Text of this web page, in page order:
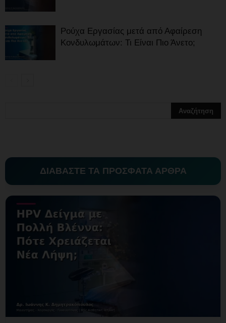
Ρούχα Εργασίας μετά από Αφαίρεση
Κονδυλωμάτων: Τι Είναι Πιο Άνετο;
ΔΙΑΒΑΣΤΕ ΤΑ ΠΡΟΣΦΑΤΑ ΑΡΘΡΑ